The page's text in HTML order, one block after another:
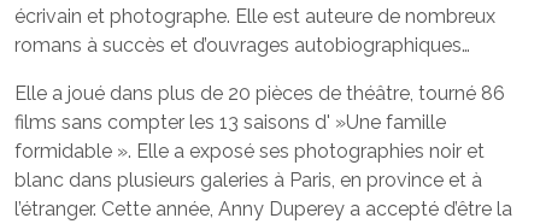
écrivain et photographe. Elle est auteure de nombreux
romans à succès et d’ouvrages autobiographiques…
Elle a joué dans plus de 20 pièces de théâtre, tourné 86
films sans compter les 13 saisons d' »Une famille
formidable ». Elle a exposé ses photographies noir et
blanc dans plusieurs galeries à Paris, en province et à
l’étranger. Cette année, Anny Duperey a accepté d’être la